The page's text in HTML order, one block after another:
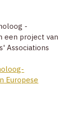
-
een project van
Associations
Europese